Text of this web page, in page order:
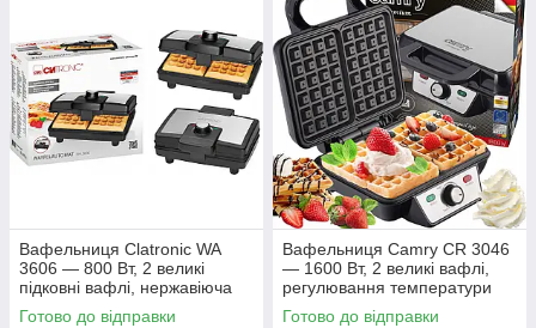
Вафельниця Clatronic WA
3606 — 800 Вт, 2 великі
підковні вафлі, нержавіюча
сталь
Готово до відправки
Вафельниця Camry CR 3046
— 1600 Вт, 2 великі вафлі,
регулювання температури
Готово до відправки